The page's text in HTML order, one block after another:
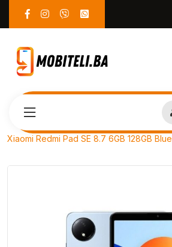
Xiaomi Redmi Pad SE 8.7 6GB 128GB Blue